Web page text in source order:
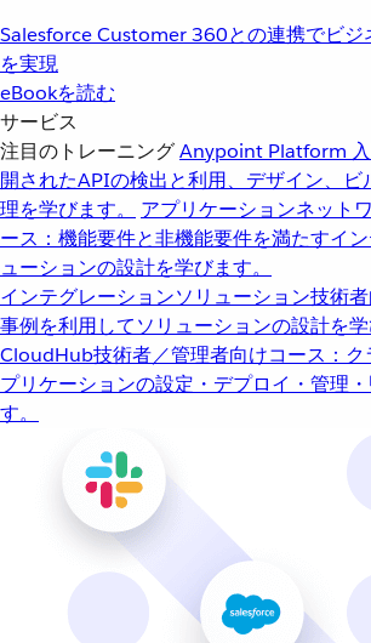
Salesforce Customer 360との連携でビジ
を実現
eBookを読む
サービス
注目のトレーニングAnypoint Platform
開されたAPIの検出と利用、デザイン、ビ
理を学びます。
アプリケーションネット
ース：機能要件と非機能要件を満たすイ
ューションの設計を学びます。
インテグレーションソリューション技術
事例を利用してソリューションの設計を学
CloudHub技術者／管理者向けコース：
プリケーションの設定・デプロイ・管理
す。